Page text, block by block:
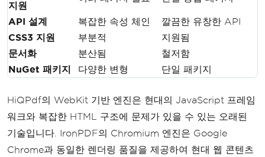
지원
API 설계 복잡한 속성 체인
깔끔한 유창한 API
CSS3 지원
부분적
지원됨
문서화
분산됨
철저함
NuGet 패키지
다양한 변형 단일 패키지
HiQPdf의 WebKit 기반 엔진은 현대의 JavaScript 프레임
워크와 복잡한 HTML 구조에 문제가 있을 수 있는 오래된
기술입니다. IronPDF의 Chromium 엔진은 Google
Chrome과 동일한 렌더링 품질을 제공하여 현대 웹 콘텐츠